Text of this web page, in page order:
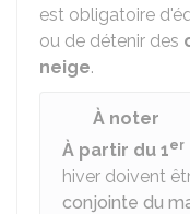
est obligatoire
ou de détenir des
neige.
À noter
À partir du 1er
hiver doivent
conjointe du